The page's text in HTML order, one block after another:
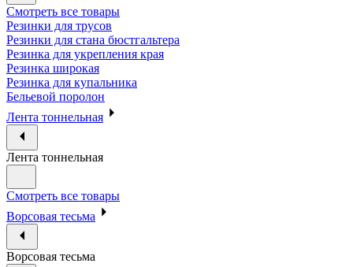
Смотреть все товары
Резинки для трусов
Резинки для стана бюстгальтера
Резинка для укрепления края
Резинка широкая
Резинка для купальника
Бельевой поролон
Лента тоннельная
Лента тоннельная
Смотреть все товары
Ворсовая тесьма
Ворсовая тесьма